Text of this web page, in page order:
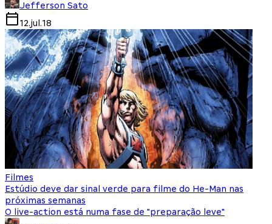
Jefferson Sato
12.jul.18
Filmes
Estúdio deve dar sinal verde para filme do He-Man nas
próximas semanas
O live-action está numa fase de "preparação leve"